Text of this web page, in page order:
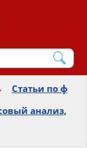
Статьи по ф
анализ,